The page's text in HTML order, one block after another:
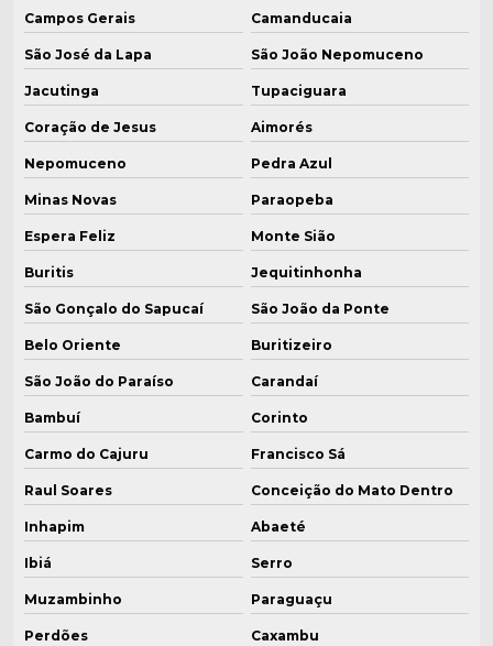
Campos Gerais Camanducaia
São José da Lapa São João Nepomuceno
Jacutinga Tupaciguara
Coração de Jesus Aimorés
Nepomuceno Pedra Azul
Minas Novas Paraopeba
Espera Feliz Monte Sião
Buritis Jequitinhonha
São Gonçalo do Sapucaí São João da Ponte
Belo Oriente Buritizeiro
São João do Paraíso Carandaí
Bambuí Corinto
Carmo do Cajuru Francisco Sá
Raul Soares Conceição do Mato Dentro
Inhapim Abaeté
Ibiá Serro
Muzambinho Paraguaçu
Perdões Caxambu